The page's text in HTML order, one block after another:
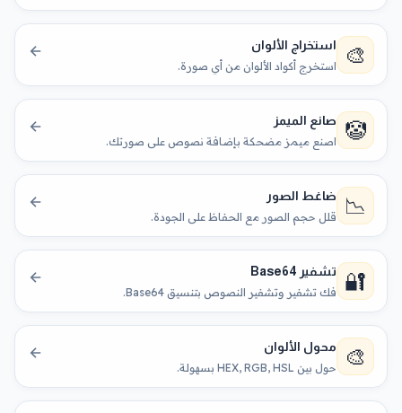
🎨 استخراج الألوان
استخرج أكواد الألوان من أي صورة.
🤡 صانع الميمز
اصنع ميمز مضحكة بإضافة نصوص على صورتك.
📉 ضاغط الصور
قلل حجم الصور مع الحفاظ على الجودة.
🔐 تشفير Base64
فك تشفير وتشفير النصوص بتنسيق Base64.
🎨 محول الألوان
حول بين HEX, RGB, HSL بسهولة.